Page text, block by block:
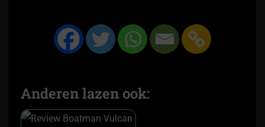
Anderen lazen ook: